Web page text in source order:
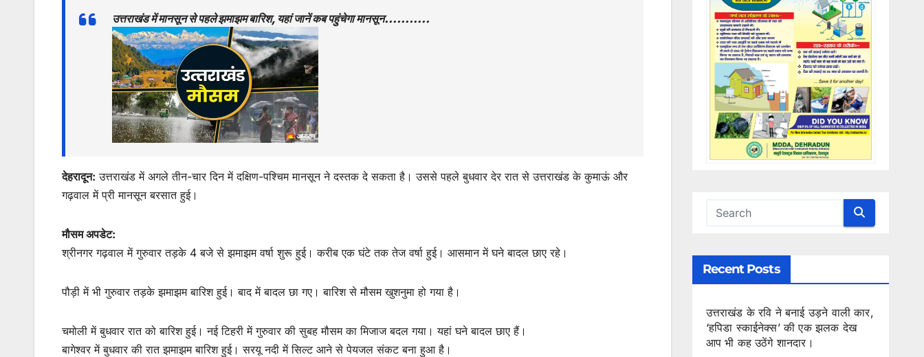
at
c
e
b
o
o
k
itt
er
ai
l
s
s
e
n
g
er
ar
e
उत्तराखंड में मानसून से पहले झमाझम बारिश, यहां जानें कब पहुंचेगा मानसून………..
देहरादून: उत्तराखंड में अगले तीन-चार दिन में दक्षिण-पश्चिम मानसून ने दस्तक दे सकता है। उससे पहले बुधवार देर रात से उत्तराखंड के कुमाऊं और
गढ़वाल में प्री मानसून बरसात हुई।
मौसम अपडेट:
श्रीनगर गढ़वाल में गुरुवार तड़के 4 बजे से झमाझम वर्षा शुरू हुई। करीब एक घंटे तक तेज वर्षा हुई। आसमान में घने बादल छाए रहे।
पौड़ी में भी गुरुवार तड़के झमाझम बारिश हुई। बाद में बादल छा गए। बारिश से मौसम खुशनुमा हो गया है।
चमोली में बुधवार रात को बारिश हुई। नई टिहरी में गुरुवार की सुबह मौसम का मिजाज बदल गया। यहां घने बादल छाए हैं।
बागेश्वर में बुधवार की रात झमाझम बारिश हुई। सरयू नदी में सिल्ट आने से पेयजल संकट बना हुआ है।
Recent Posts
उत्तराखंड के रवि ने बनाई उड़ने वाली कार,
‘हपिडा स्काईनेक्स’ की एक झलक देख
आप भी कह उठेंगे शानदार।